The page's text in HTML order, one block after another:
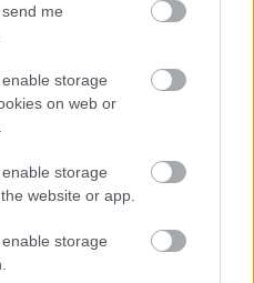
me
storage
on web or
storage
website or app.
storage